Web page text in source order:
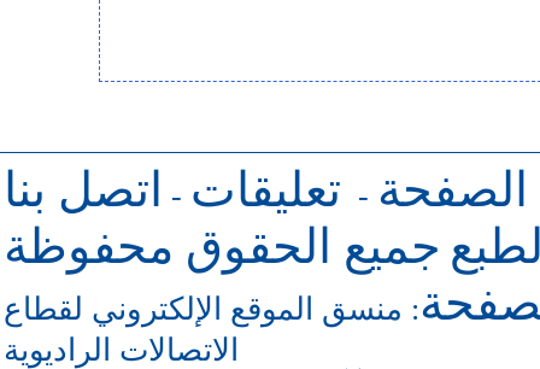
الصفحة - تعليقات -
اتصل بنا
جميع الحقوق محفوظة
: منسق الموقع الإلكتروني لقطاع
الاتصالات الراديوية